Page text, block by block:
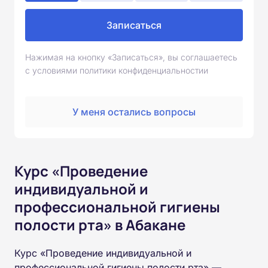
Записаться
Нажимая на кнопку «Записаться», вы соглашаетесь
с условиями политики конфиденциальностии
У меня остались вопросы
Курс «Проведение
индивидуальной и
профессиональной гигиены
полости рта» в Абакане
Курс «Проведение индивидуальной и